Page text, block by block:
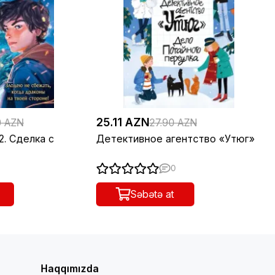
AZN
Сделка с
25.11 AZN27.90 AZN
Детективное агентство «Утюг»
0
Səbətə at
Haqqımızda